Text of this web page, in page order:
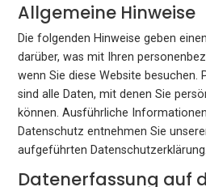
Allgemeine Hinweise
Die folgenden Hinweise geben
darüber, was mit Ihren
wenn Sie diese Website besuchen.
sind alle Daten, mit denen Sie
können. Ausführliche
Datenschutz entnehmen Sie
aufgeführten Datenschutzerklärung.
Datenerfassung auf